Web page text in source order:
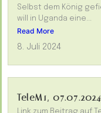
Selbst dem König
will in Uganda eine...
Read More
8. Juli 2024
TeleM1, 07.07.2024